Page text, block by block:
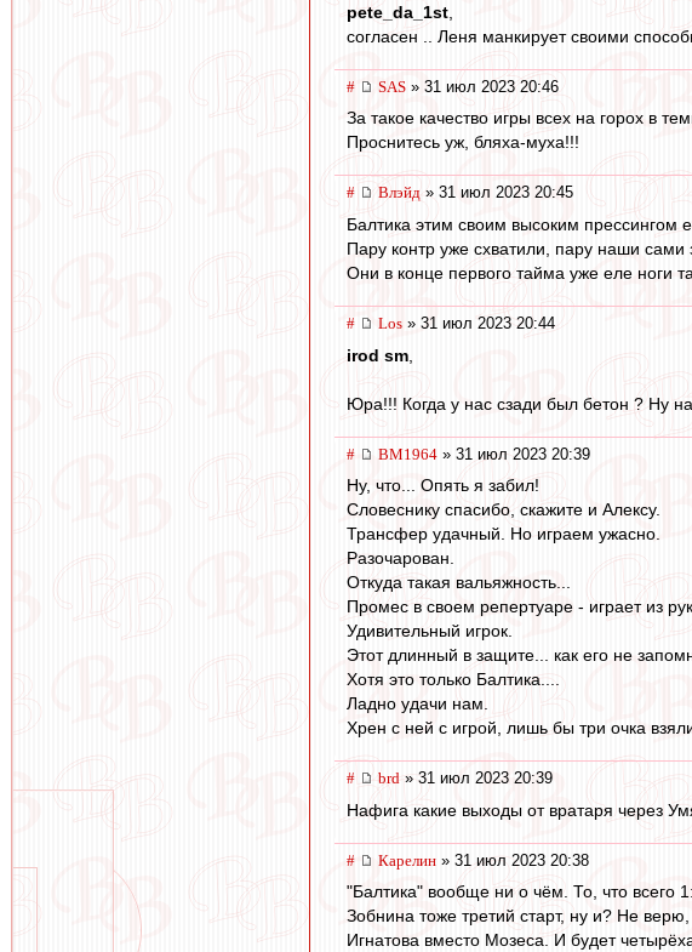
pete_da_1st
согласен .. Леня манкирует своими
# SAS » 31 июл 2023 20:46
За такое качество игры всех на горох в
Проснитесь уж, бляха-муха!!!
# Влэйд » 31 июл 2023 20:45
Балтика этим своим высоким прессингом
Пару контр уже схватили, пару наши
Они в конце первого тайма уже еле ноги
# Los » 31 июл 2023 20:44
irod sm
Юра!!! Когда у нас сзади был бетон ? Ну
# BM1964 » 31 июл 2023 20:39
Ну, что... Опять я забил!
Словеснику спасибо, скажите и Алексу.
Трансфер удачный. Но играем ужасно.
Разочарован.
Откуда такая вальяжность...
Промес в своем репертуаре - играет из
Удивительный игрок.
Этот длинный в защите... как его не
Хотя это только Балтика....
Ладно удачи нам.
Хрен с ней с игрой, лишь бы три очка
# brd » 31 июл 2023 20:39
Нафига какие выходы от вратаря через
# Карелин » 31 июл 2023 20:38
"Балтика" вообще ни о чём. То, что всего
Зобнина тоже третий старт, ну и? Не
Игнатова вместо Мозеса. И будет